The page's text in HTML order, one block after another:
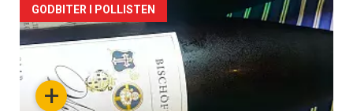
Forsiden
akkurat
nå+
GODBITER I POLLISTEN